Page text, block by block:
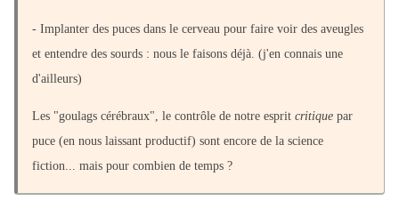
- Implanter des puces dans le cerveau pour faire voir des aveugles
et entendre des sourds : nous le faisons déjà. (j'en connais une
d'ailleurs)
Les "goulags cérébraux", le contrôle de notre esprit critique par
puce (en nous laissant productif) sont encore de la science
fiction... mais pour combien de temps ?